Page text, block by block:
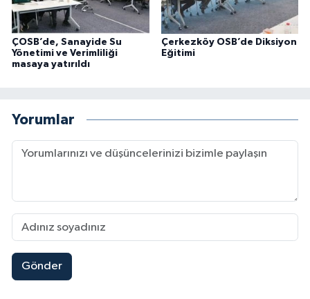
ÇOSB’de, Sanayide Su
Yönetimi ve Verimliliği
masaya yatırıldı
Çerkezköy OSB’de Diksiyon
Eğitimi
Yorumlar
Gönder